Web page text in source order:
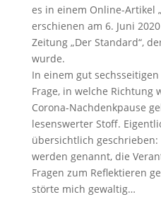
es in einem Online-Artikel
erschienen am 6. Juni
Zeitung „Der Standard“,
wurde.
In einem gut
Frage, in welche Richtung
Corona-Nachdenkpause
lesenswerter Stoff.
übersichtlich
werden genannt, die
Fragen zum Reflektieren
störte mich gewaltig…